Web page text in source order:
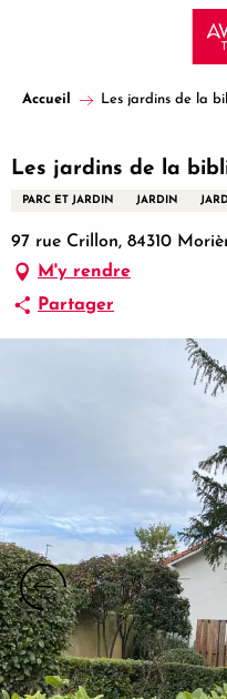
principal
Accueil Les jardins de la
Les jardins de la
PARC ET JARDIN JARDIN
97 rue Crillon, 84310
M'y rendre
Partager